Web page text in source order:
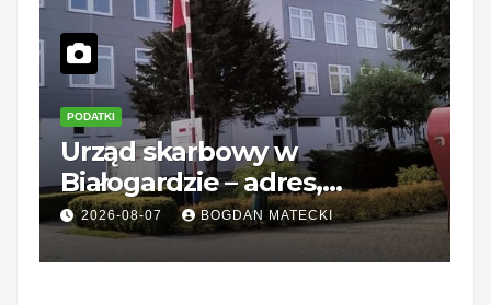
PODATKI
Urząd skarbowy w
Białogardzie – adres,
godziny i kontakt
2026-08-07 BOGDAN MATECKI